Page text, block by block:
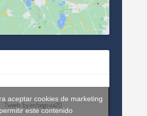
Tweets by enfsegovia20
aceptar cookies de marketing
este contenido